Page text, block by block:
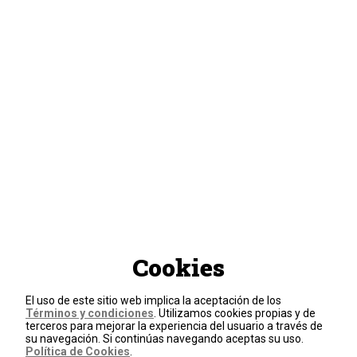
Cookies
El uso de este sitio web implica la aceptación de los
Términos y condiciones . Utilizamos cookies propias y de
terceros para mejorar la experiencia del usuario a través de
su navegación. Si continúas navegando aceptas su uso.
Política de Cookies